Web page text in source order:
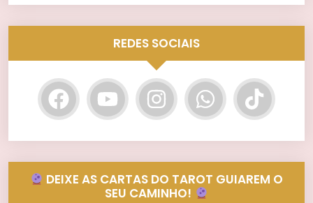
REDES SOCIAIS
DEIXE AS CARTAS DO TAROT GUIAREM O
SEU CAMINHO!